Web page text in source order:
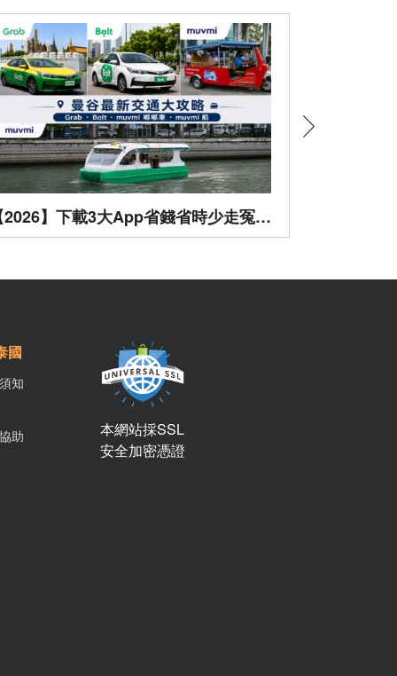
【2026】下載3大App省錢省時少走冤枉路！
國
知
助
本網站採SSL
安全加密憑證